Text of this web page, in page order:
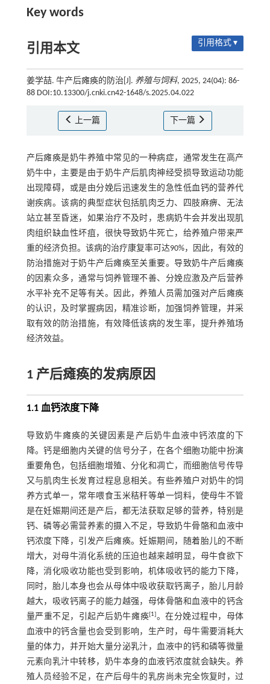
Key words
引用本文 引用格式 ▾
姜学喆. 牛产后瘫痪的防治[J]. 养殖与饲料, 2025, 24(04): 86-
88 DOI:10.13300/j.cnki.cn42-1648/s.2025.04.022
上一篇 下一篇
产后瘫痪是奶牛养殖中常见的一种病症，通常发生在高产
奶牛中，主要是由于奶牛产后肌肉神经受损导致运动功能
出现障碍，或是由分娩后迅速发生的急性低血钙的营养代
谢疾病。该病的典型症状包括肌肉乏力、四肢麻痹、无法
站立甚至昏迷，如果治疗不及时，患病奶牛会并发出现肌
肉组织缺血性坏疽，很快导致奶牛死亡，给养殖户带来严
重的经济负担。该病的治疗康复率可达90%，因此，有效的
防治措施对于奶牛产后瘫痪至关重要。导致奶牛产后瘫痪
的因素众多，通常与饲养管理不善、分娩应激及产后营养
水平补充不足等有关。因此，养殖人员需加强对产后瘫痪
的认识，及时掌握病因，精准诊断，加强饲养管理，并采
取有效的防治措施，有效降低该病的发生率，提升养殖场
经济效益。
1 产后瘫痪的发病原因
1.1 血钙浓度下降
导致奶牛瘫痪的关键因素是产后奶牛血液中钙浓度的下
降。钙是细胞内关键的信号分子，在各个细胞功能中扮演
重要角色，包括细胞增殖、分化和凋亡，而细胞信号传导
又与肌肉生长发育过程息息相关。有些养殖户对奶牛的饲
养方式单一，常年喂食玉米秸秆等单一饲料，使母牛不管
是在妊娠期间还是产后，都无法获取足够的营养，特别是
钙、磷等必需营养素的摄入不足，导致奶牛骨骼和血液中
钙浓度下降，引发产后瘫痪。妊娠期间，随着胎儿的不断
增大，对母牛消化系统的压迫也越来越明显，母牛食欲下
降，消化吸收功能也受到影响，机体吸收钙的能力下降，
同时，胎儿本身也会从母体中吸收获取钙离子，胎儿月龄
越大，吸收钙离子的能力越强，母体骨骼和血液中的钙含
量严重不足，引起产后奶牛瘫痪[1]。在分娩过程中，母体
血液中的钙含量也会受到影响，生产时，母牛需要消耗大
量的体力，并开始大量分泌乳汁，血液中的钙和磷等微量
元素向乳汁中转移，奶牛本身的血液钙浓度就会缺失。养
殖人员经验不足，在产后母牛的乳房尚未完全恢复时，过